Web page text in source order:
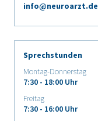
info@neuroarzt.de
Sprechstunden
Montag-Donnerstag
7:30 - 18:00 Uhr
Freitag
7:30 - 16:00 Uhr